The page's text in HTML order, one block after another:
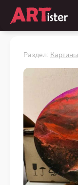
Раздел: Картины